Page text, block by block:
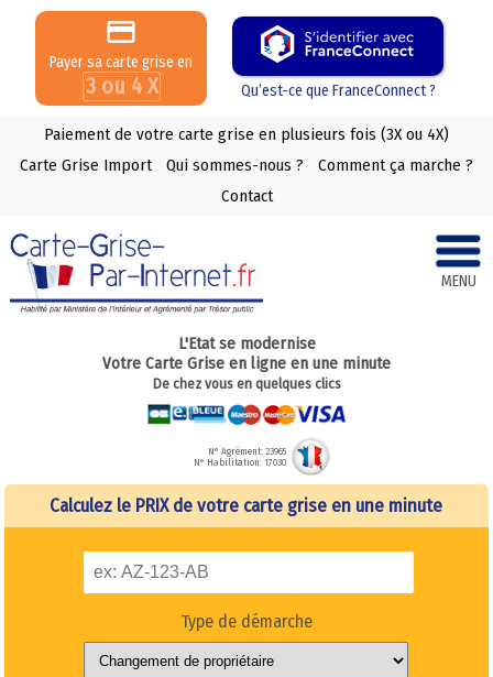
Payer sa carte grise en
3 ou 4 X Qu’est-ce que FranceConnect ?
Paiement de votre carte grise en plusieurs fois (3X ou 4X)
Carte Grise Import
Qui sommes-nous ?
Comment ça marche ?
Contact
MENU
L'Etat se modernise
Votre Carte Grise en ligne en une minute
De chez vous en quelques clics
N° Agrément: 23965
N° Habilitation: 17030
Calculez le PRIX de votre carte grise en une minute
Type de démarche